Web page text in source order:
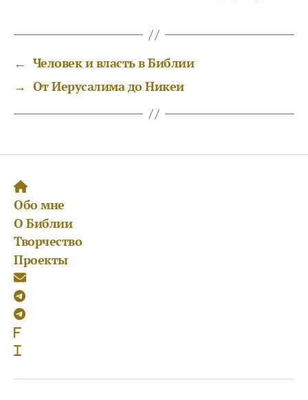
← Человек и власть в Библии
→ От Иерусалима до Никеи
Обо мне
О Библии
Творчество
Проекты